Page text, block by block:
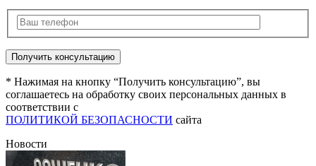
* Нажимая на кнопку “Получить консультацию”, вы
соглашаетесь на обработку своих персональных данных в
соответствии с
ПОЛИТИКОЙ БЕЗОПАСНОСТИ сайта
Новости